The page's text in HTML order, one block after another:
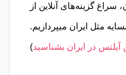
سراغ گزینه‌های آنلاین از
مثل ایران میپردازیم.
آیلتس در ایران بشناسید)